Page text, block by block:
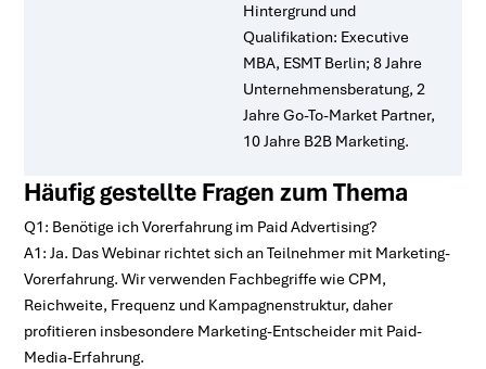
Hintergrund und
Qualifikation: Executive
MBA, ESMT Berlin; 8 Jahre
Unternehmensberatung, 2
Jahre Go-To-Market Partner,
10 Jahre B2B Marketing.
Häufig gestellte Fragen zum Thema
Q1: Benötige ich Vorerfahrung im Paid Advertising?
A1: Ja. Das Webinar richtet sich an Teilnehmer mit Marketing-
Vorerfahrung. Wir verwenden Fachbegriffe wie CPM,
Reichweite, Frequenz und Kampagnenstruktur, daher
profitieren insbesondere Marketing-Entscheider mit Paid-
Media-Erfahrung.